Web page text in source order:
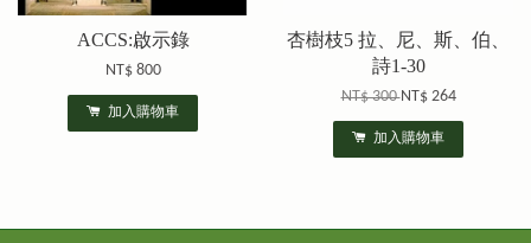
ACCS:啟示錄
NT$ 800
加入購物車
杏樹枝5 拉、尼、斯、伯、
詩1-30
NT$ 300NT$ 264
加入購物車